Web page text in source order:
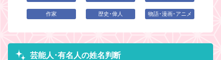
作家 歴史･偉人 物語･漫画･アニメ
芸能人･有名人の姓名判断